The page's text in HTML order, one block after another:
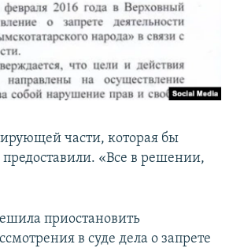
части, которая бы
«Все в решении,
приостановить
в суде дела о запрете